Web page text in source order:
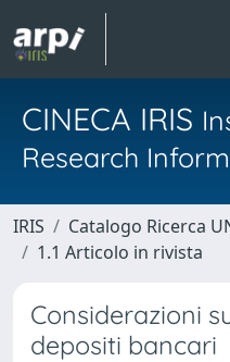
CINECA IRIS
Research
IRIS Catalogo Ricerca
1.1 Articolo in rivista
Considerazioni
depositi bancari